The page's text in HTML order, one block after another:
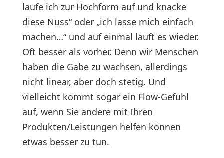
laufe ich zur Hochform auf und knacke
diese Nuss“ oder „ich lasse mich einfach
machen…“ und auf einmal läuft es wieder.
Oft besser als vorher. Denn wir Menschen
haben die Gabe zu wachsen, allerdings
nicht linear, aber doch stetig. Und
vielleicht kommt sogar ein Flow-Gefühl
auf, wenn Sie andere mit Ihren
Produkten/Leistungen helfen können
etwas besser zu tun.